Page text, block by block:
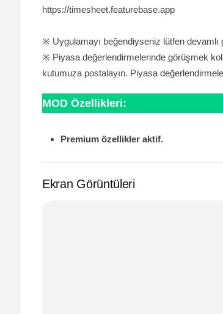
https://timesheet.featurebase.app
※ Uygulamayı beğendiyseniz lütfen
※ Piyasa değerlendirmelerinde görüşmek
kutumuza postalayın. Piyasa
MOD Özellikleri:
Premium özellikler aktif.
Ekran Görüntüleri